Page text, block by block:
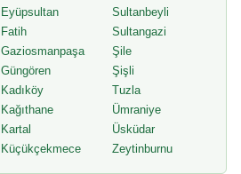
Eyüpsultan
Fatih
Gaziosmanpaşa
Güngören
Kadıköy
Kağıthane
Kartal
Küçükçekmece
Sultanbeyli
Sultangazi
Şile
Şişli
Tuzla
Ümraniye
Üsküdar
Zeytinburnu